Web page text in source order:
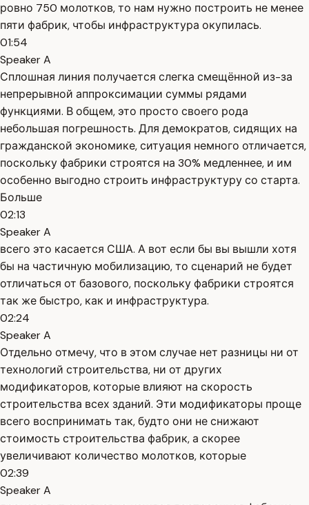
ровно 750 молотков, то нам нужно построить не менее
пяти фабрик, чтобы инфраструктура окупилась.
01:54
Speaker A
Сплошная линия получается слегка смещённой из-за
непрерывной аппроксимации суммы рядами
функциями. В общем, это просто своего рода
небольшая погрешность. Для демократов, сидящих на
гражданской экономике, ситуация немного отличается,
поскольку фабрики строятся на 30% медленнее, и им
особенно выгодно строить инфраструктуру со старта.
Больше
02:13
Speaker A
всего это касается США. А вот если бы вы вышли хотя
бы на частичную мобилизацию, то сценарий не будет
отличаться от базового, поскольку фабрики строятся
так же быстро, как и инфраструктура.
02:24
Speaker A
Отдельно отмечу, что в этом случае нет разницы ни от
технологий строительства, ни от других
модификаторов, которые влияют на скорость
строительства всех зданий. Эти модификаторы проще
всего воспринимать так, будто они не снижают
стоимость строительства фабрик, а скорее
увеличивают количество молотков, которые
02:39
Speaker A